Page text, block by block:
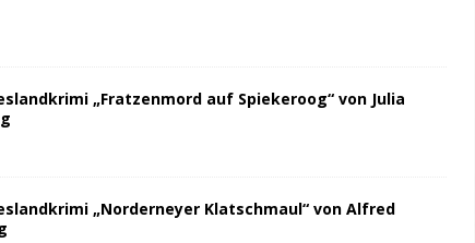
„Fratzenmord auf Spiekeroog“ von Julia
„Norderneyer Klatschmaul“ von Alfred